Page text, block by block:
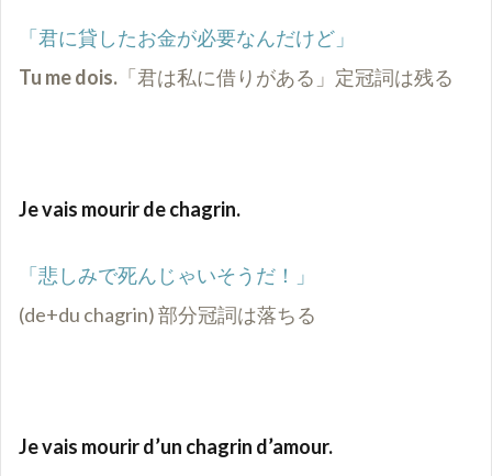
「君に貸したお金が必要なんだけど」
Tu me dois. 「君は私に借りがある」 定冠詞は残る
Je vais mourir de chagrin.
「悲しみで死んじゃいそうだ！」
(de+du chagrin) 部分冠詞は落ちる
Je vais mourir d’un chagrin d’amour.